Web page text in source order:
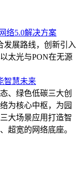
络5.0解决方案
发展路线，创新引入
太光与PON在无源
智慧未来
、绿色低碳三大创
为核心中枢，为园
大场景应用打造智
超宽的网络底座。